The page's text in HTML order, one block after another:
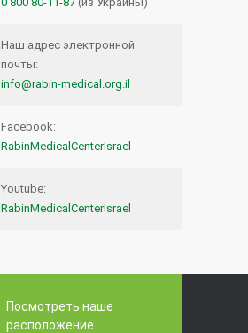
Наш адрес электронной
почты:
info@rabin-medical.org.il
Facebook:
RabinMedicalCenterIsrael
Youtube:
RabinMedicalCenterIsrael
Посмотреть наше
расположение